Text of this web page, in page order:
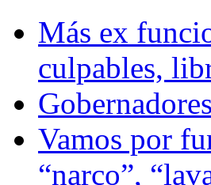
Más ex
culpables,
Vamos por
“narco”,